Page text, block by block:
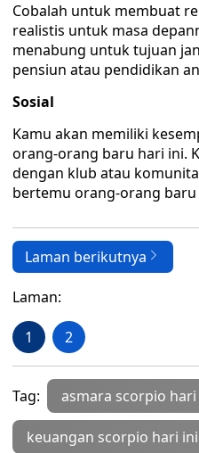
Cobalah untuk membuat
realistis untuk masa
menabung untuk tujuan
pensiun atau pendidikan
Sosial
Kamu akan memiliki
orang-orang baru hari ini.
dengan klub atau
bertemu orang-orang
Laman berikutnya
Laman:
1 2
Tag: asmara scorpio hari
keuangan scorpio hari ini